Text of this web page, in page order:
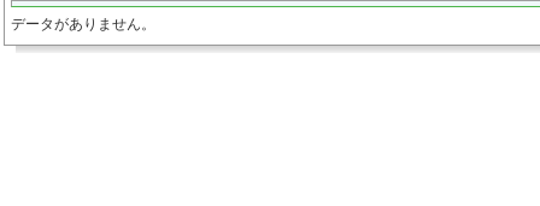
データがありません。